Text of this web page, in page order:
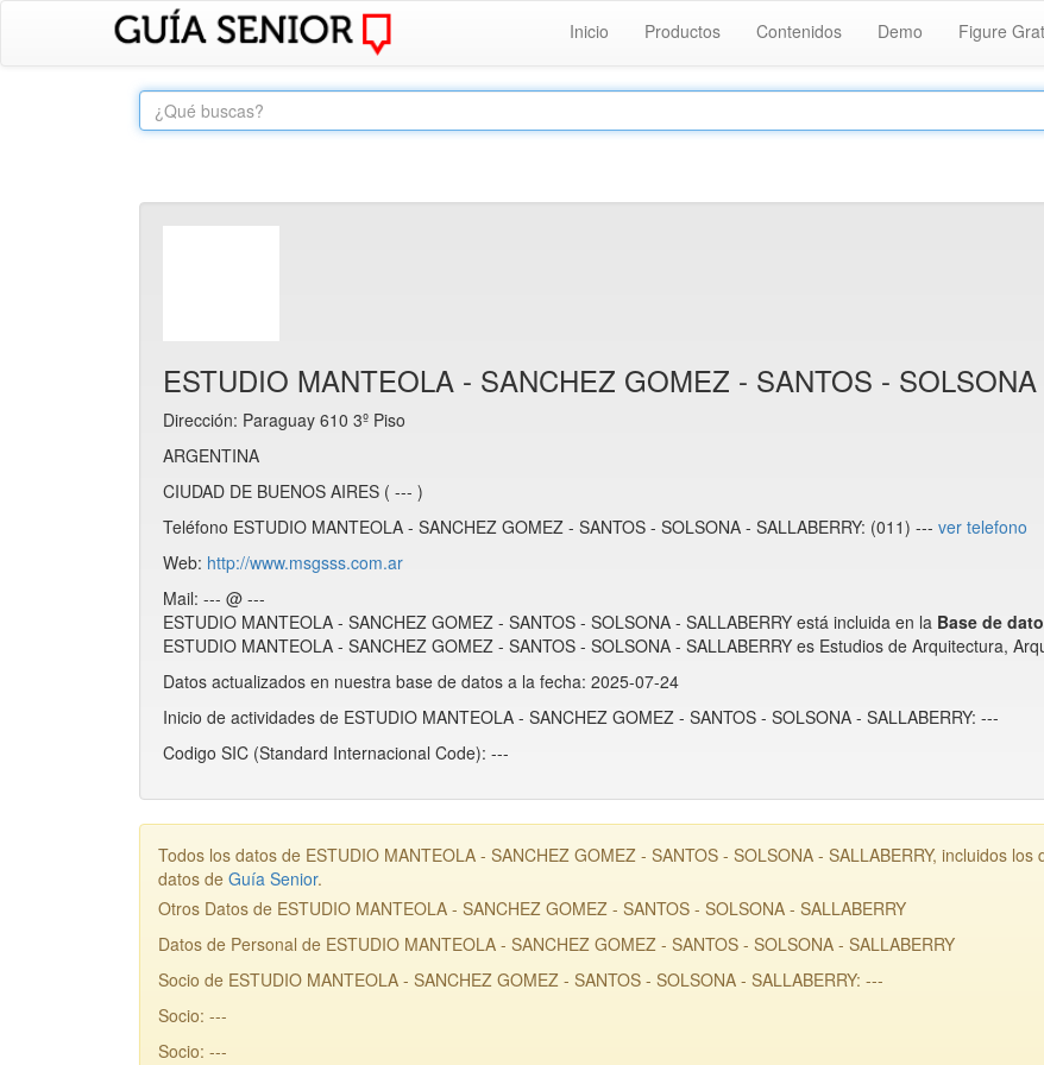
Inicio Productos Contenidos Demo Figure
ESTUDIO MANTEOLA - SANCHEZ GOMEZ - SANTOS -
Dirección: Paraguay 610 3º Piso
ARGENTINA
CIUDAD DE BUENOS AIRES ( --- )
Teléfono ESTUDIO MANTEOLA - SANCHEZ GOMEZ - SANTOS - SOLSONA - SALLABERRY: (011) --- ver telefono
Web: http://www.msgsss.com.ar
Mail: --- @ ---
ESTUDIO MANTEOLA - SANCHEZ GOMEZ - SANTOS - SOLSONA - SALLABERRY está incluida en la Base de
ESTUDIO MANTEOLA - SANCHEZ GOMEZ - SANTOS - SOLSONA - SALLABERRY es Estudios de Arquitectura,
Datos actualizados en nuestra base de datos a la fecha: 2025-07-24
Inicio de actividades de ESTUDIO MANTEOLA - SANCHEZ GOMEZ - SANTOS - SOLSONA - SALLABERRY: ---
Codigo SIC (Standard Internacional Code): ---
Todos los datos de ESTUDIO MANTEOLA - SANCHEZ GOMEZ - SANTOS - SOLSONA - SALLABERRY, incluidos
datos de Guía Senior.
Otros Datos de ESTUDIO MANTEOLA - SANCHEZ GOMEZ - SANTOS - SOLSONA - SALLABERRY
Datos de Personal de ESTUDIO MANTEOLA - SANCHEZ GOMEZ - SANTOS - SOLSONA - SALLABERRY
Socio de ESTUDIO MANTEOLA - SANCHEZ GOMEZ - SANTOS - SOLSONA - SALLABERRY: ---
Socio: ---
Socio: ---